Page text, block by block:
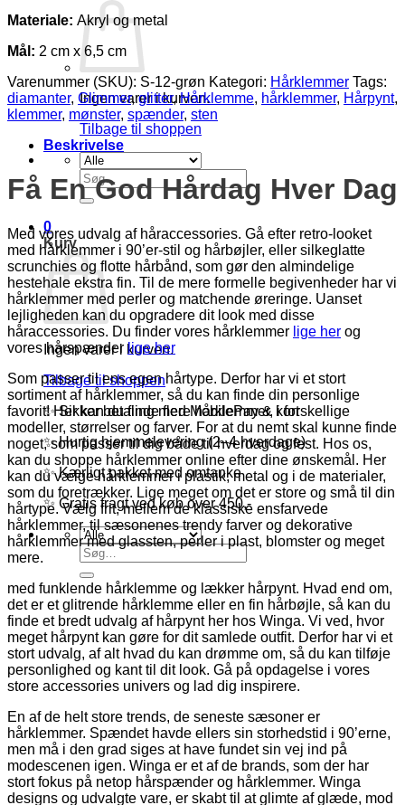
Ingen varer i kurven.
Tilbage til shoppen
Søg
efter:
0
Kurv
Ingen varer i kurven.
Tilbage til shoppen
✨ Sikker betaling med MobilePay & kort
✨ Hurtig hjemmelevering (2–4 hverdage)
✨ Kærligt pakket med omtanke
✨ Gratis fragt ved køb over 450,-
Søg
efter:
Materiale: Akryl og metal
Mål: 2 cm x 6,5 cm
Varenummer (SKU): S-12-grøn Kategori: Hårklemmer Tags:
diamanter, Glimmer,glitter,Hårklemme, hårklemmer, Hårpynt,
klemmer, mønster, spænder, sten
Beskrivelse
Få En God Hårdag Hver Dag
Med vores udvalg af håraccessories. Gå efter retro-looket
med hårklemmer i 90’er-stil og hårbøjler, eller silkeglatte
scrunchies og flotte hårbånd, som gør den almindelige
hestehale ekstra fin. Til de mere formelle begivenheder har vi
hårklemmer med perler og matchende øreringe. Uanset
lejligheden kan du opgradere dit look med disse
håraccessories. Du finder vores hårklemmer lige her og
vores hårspænder lige her
Som passer til ens egen hårtype. Derfor har vi et stort
sortiment af hårklemmer, så du kan finde din personlige
favorit! Her kan du finde flere hårklemmer, i forskellige
modeller, størrelser og farver. For at du nemt skal kunne finde
noget, som passer til dig både til hverdag og fest. Hos os,
kan du shoppe hårklemmer online efter dine ønskemål. Her
kan du vælge hårklemmer i plastik, metal og i de materialer,
som du foretrækker. Lige meget om det er store og små til din
hårtype. Vælg frit, mellem de klassiske ensfarvede
hårklemmer, til sæsonenes trendy farver og dekorative
hårklemmer med glassten, perler i plast, blomster og meget
mere.
med funklende hårklemme og lækker hårpynt. Hvad end om,
det er et glitrende hårklemme eller en fin hårbøjle, så kan du
finde et bredt udvalg af hårpynt her hos Winga. Vi ved, hvor
meget hårpynt kan gøre for dit samlede outfit. Derfor har vi et
stort udvalg, af alt hvad du kan drømme om, så du kan tilføje
personlighed og kant til dit look. Gå på opdagelse i vores
store accessories univers og lad dig inspirere.
En af de helt store trends, de seneste sæsoner er
hårklemmer. Spændet havde ellers sin storhedstid i 90’erne,
men må i den grad siges at have fundet sin vej ind på
modescenen igen. Winga er et af de brands, som der har
stort fokus på netop hårspænder og hårklemmer. Winga
designs og udvalgte vare, er skabt til at glimte af glæde, mod